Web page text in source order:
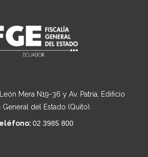
Mera N19-36 y Av. Patria, Edificio
General del Estado (Quito).
02 3985 800